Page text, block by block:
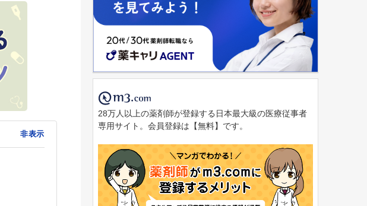
非表示
28万人以上の薬剤師が登録する日本最大級の医療従事者
専用サイト。会員登録は【無料】です。